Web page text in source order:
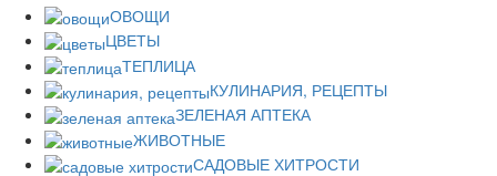
ОВОЩИ
ЦВЕТЫ
ТЕПЛИЦА
КУЛИНАРИЯ, РЕЦЕПТЫ
ЗЕЛЕНАЯ АПТЕКА
ЖИВОТНЫЕ
САДОВЫЕ ХИТРОСТИ